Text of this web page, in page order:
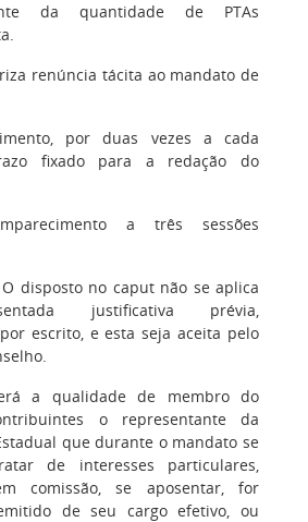
da quantidade de PTAs
renúncia tácita ao mandato de
por duas vezes a cada
fixado para a redação do
a três sessões
disposto no caput não se aplica
justificativa prévia,
escrito, e esta seja aceita pelo
a qualidade de membro do
o representante da
que durante o mandato se
de interesses particulares,
comissão, se aposentar, for
de seu cargo efetivo, ou